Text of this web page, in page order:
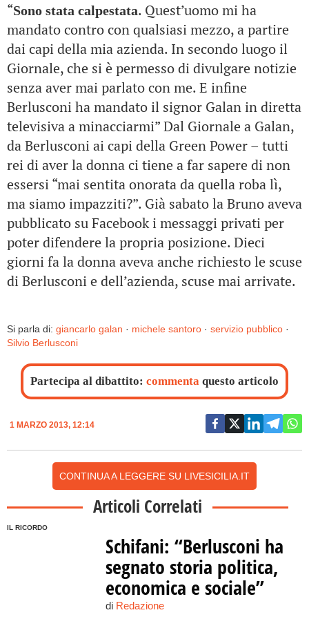
“Sono stata calpestata. Quest’uomo mi ha
mandato contro con qualsiasi mezzo, a partire
dai capi della mia azienda. In secondo luogo il
Giornale, che si è permesso di divulgare notizie
senza aver mai parlato con me. E infine
Berlusconi ha mandato il signor Galan in diretta
televisiva a minacciarmi” Dal Giornale a Galan,
da Berlusconi ai capi della Green Power – tutti
rei di aver la donna ci tiene a far sapere di non
essersi “mai sentita onorata da quella roba lì,
ma siamo impazziti?”. Già sabato la Bruno aveva
pubblicato su Facebook i messaggi privati per
poter difendere la propria posizione. Dieci
giorni fa la donna aveva anche richiesto le scuse
di Berlusconi e dell’azienda, scuse mai arrivate.
Si parla di: giancarlo galan · michele santoro · servizio pubblico ·
Silvio Berlusconi
Partecipa al dibattito: commenta questo articolo
1 MARZO 2013, 12:14
CONTINUA A LEGGERE SU LIVESICILIA.IT
Articoli Correlati
IL RICORDO
Schifani: “Berlusconi ha
segnato storia politica,
economica e sociale”
di Redazione